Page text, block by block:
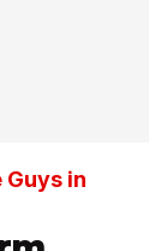
Guys in